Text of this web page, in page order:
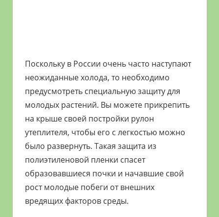
Поскольку в России очень часто наступают
неожиданные холода, то необходимо
предусмотреть специальную защиту для
молодых растений. Вы можете прикрепить
на крыше своей постройки рулон
утеплителя, чтобы его с легкостью можно
было развернуть. Такая защита из
полиэтиленовой пленки спасет
образовавшиеся почки и начавшие свой
рост молодые побеги от внешних
вредящих факторов среды.